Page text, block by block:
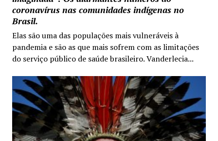
coronavírus nas comunidades indígenas no
Brasil.
Elas são uma das populações mais vulneráveis à
pandemia e são as que mais sofrem com as limitações
do serviço público de saúde brasileiro. Vanderlecia...